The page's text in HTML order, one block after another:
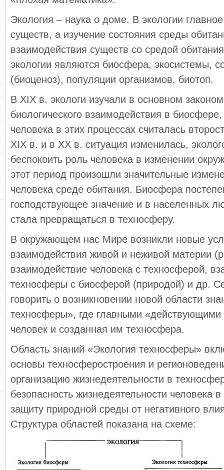
Экология – наука о доме. В экологии
существ, а изучение состояния среды
взаимодействия существ со средой
экологии являются биосфера, экосистемы,
(биоценоз), популяции организмов, биотоп.
В XIX в. экологи изучали в основном
биологического взаимодействия в
человека в этих процессах считалась
XIX в. и в XX в. ситуация изменилась,
беспокоить роль человека в изменении
этот период произошли значительные
человека среде обитания. Биосфера
господствующее значение и в населенных
стала превращаться в техносферу.
В окружающем нас Мире возникли новые
взаимодействия живой и неживой материи
взаимодействие человека с техносферой,
техносферы с биосферой (природой) и др.
говорить о возникновении новой области
техносферы», где главными
человек и созданная им техносфера.
Область знаний «Экология техносферы»
основы техносферостроения и
организацию жизнедеятельности в
безопасность жизнедеятельности человека
защиту природной среды от негативного
Структура областей показана на схеме: